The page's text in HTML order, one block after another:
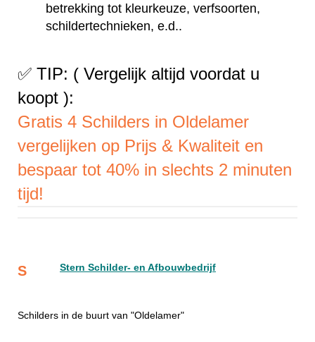
betrekking tot kleurkeuze, verfsoorten,
schildertechnieken, e.d..
✅ TIP: ( Vergelijk altijd voordat u
koopt ):
Gratis 4 Schilders in Oldelamer
vergelijken op Prijs & Kwaliteit en
bespaar tot 40% in slechts 2 minuten
tijd!
S Stern Schilder- en Afbouwbedrijf
Schilders in de buurt van "Oldelamer"